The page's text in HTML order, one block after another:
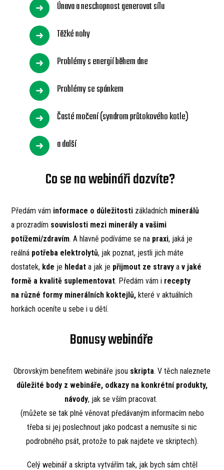
Únava a neschopnost generovat sílu
Těžké nohy
Problémy s energií během dne
Problémy se spánkem
Časté močení (syndrom průtokového kotle)
a další
Co se na webináři dozvíte?
Předám vám informace o důležitosti základních minerálů
a prozradím souvislosti mezi minerály a vašimi
potížemi/zdravím. A hlavně podíváme se na praxi, jaká je
reálná potřeba elektrolytů, jak poznat, jestli jich máte
dostatek, kde je hledat a jak je přijmout ze stravy av jaké
formě a kvalitě suplementovat. Předám vám i recepty
na různé formy minerálních koktejlů, které v aktuálních
horkách oceníte u sebe i u dětí.
Bonusy webináře
Obrovským benefitem webináře jsou skripta. V těch naleznete
důležité body z webináře, odkazy na konkrétní produkty,
návody, jak se vším pracovat.
(můžete se tak plně věnovat předávaným informacím nebo
třeba si jej poslechnout jako podcast a nemusíte si nic
podrobného psát, protože to pak najdete ve skriptech).
Celý webinář a skripta vytvářím tak, jak bych sám chtěl